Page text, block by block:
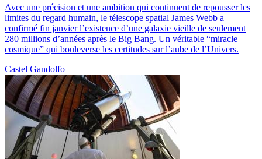
Avec une précision et une ambition qui continuent de repousser les
limites du regard humain, le télescope spatial James Webb a
confirmé fin janvier l’existence d’une galaxie vieille de seulement
280 millions d’années après le Big Bang. Un véritable “miracle
cosmique” qui bouleverse les certitudes sur l’aube de l’Univers.
Castel Gandolfo